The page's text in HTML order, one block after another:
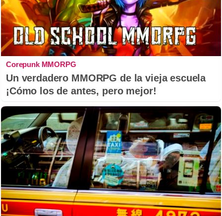
Corepunk MMORPG
Un verdadero MMORPG de la vieja escuela
¡Cómo los de antes, pero mejor!